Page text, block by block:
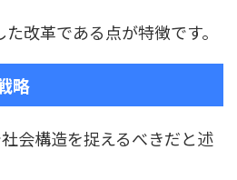
改革である点が特徴です。
略
会構造を捉えるべきだと述